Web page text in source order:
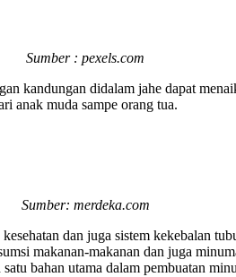
Sumber : pexels.com
kandungan didalam jahe dapat
anak muda sampe orang tua.
Sumber: merdeka.com
dan juga sistem kekebalan
makanan-makanan dan juga
bahan utama dalam pembuatan